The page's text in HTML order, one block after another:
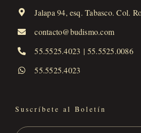
Jalapa 94, esq. Tabasco. Col.
contacto@budismo.com
55.5525.4023 | 55.5525.0086
55.5525.4023
Suscríbete al Boletín